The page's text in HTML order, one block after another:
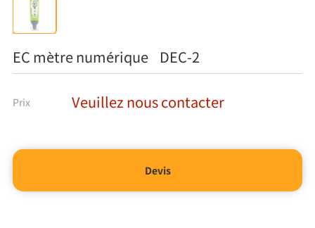
EC mètre numérique DEC-2
Prix Veuillez nous contacter
Devis